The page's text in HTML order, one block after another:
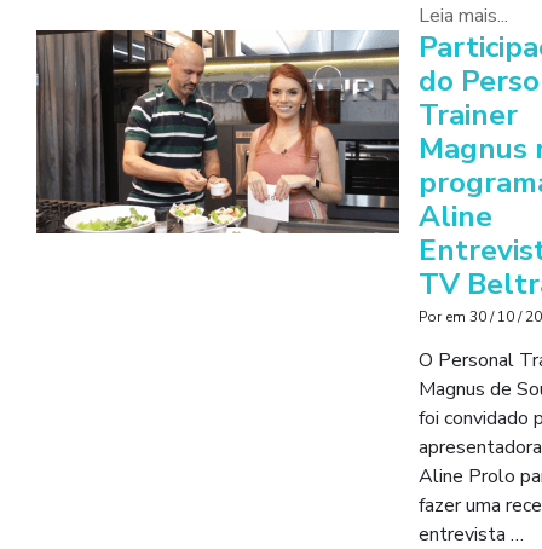
Leia mais...
do
Trainer
Magnus
Aline
TV
Porem 30 / 10 /
O Personal
Magnus de
foi convidado
apresentadora
Aline Prolo
fazer uma
entrevista …